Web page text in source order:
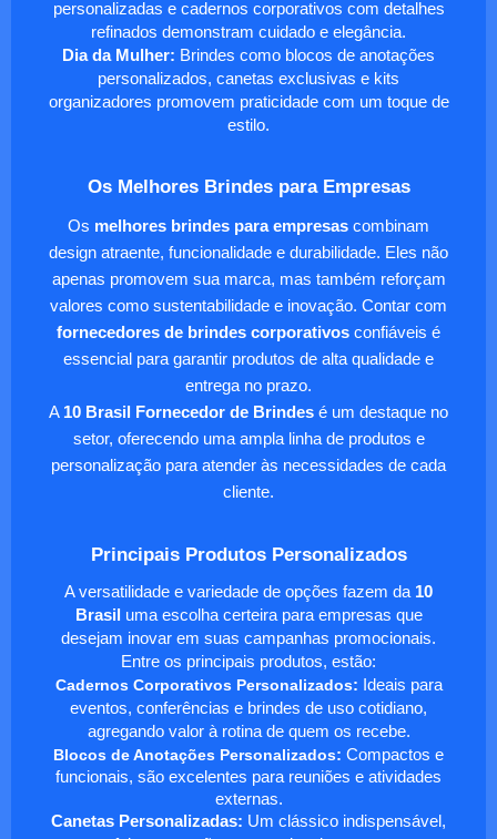
personalizadas e cadernos corporativos com detalhes
refinados demonstram cuidado e elegância.
Dia da Mulher: Brindes como blocos de anotações
personalizados, canetas exclusivas e kits
organizadores promovem praticidade com um toque de
estilo.
Os Melhores Brindes para Empresas
Os melhores brindes para empresas combinam
design atraente, funcionalidade e durabilidade. Eles não
apenas promovem sua marca, mas também reforçam
valores como sustentabilidade e inovação. Contar com
fornecedores de brindes corporativos confiáveis é
essencial para garantir produtos de alta qualidade e
entrega no prazo.
A 10 Brasil Fornecedor de Brindes é um destaque no
setor, oferecendo uma ampla linha de produtos e
personalização para atender às necessidades de cada
cliente.
Principais Produtos Personalizados
A versatilidade e variedade de opções fazem da 10
Brasil uma escolha certeira para empresas que
desejam inovar em suas campanhas promocionais.
Entre os principais produtos, estão:
Cadernos Corporativos Personalizados: Ideais para
eventos, conferências e brindes de uso cotidiano,
agregando valor à rotina de quem os recebe.
Blocos de Anotações Personalizados: Compactos e
funcionais, são excelentes para reuniões e atividades
externas.
Canetas Personalizadas: Um clássico indispensável,